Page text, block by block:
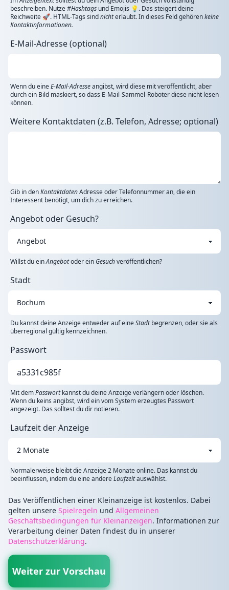
beschreiben. Nutze#Hashtags und Emojis 💡. Das steigert deine
Reichweite 🚀. HTML-Tags sindnichterlaubt. In dieses Feld gehörenkeine
Kontaktinformationen.
E-Mail-Adresse (optional)
Wenn du eineE-Mail-Adresseangibst, wird diese mit veröffentlicht, aber
durch ein Bild maskiert, so dass E-Mail-Sammel-Roboter diese nicht lesen
können.
Weitere Kontaktdaten (z.B. Telefon, Adresse; optional)
Gib in denKontaktdatenAdresse oder Telefonnummer an, die ein
Interessent benötigt, um dich zu erreichen.
Angebot oder Gesuch?
Willst du einAngebotoder einGesuchveröffentlichen?
Stadt
Du kannst deine Anzeige entweder auf eineStadtbegrenzen, oder sie als
überregional gültig kennzeichnen.
Passwort
Mit demPasswortkannst du deine Anzeige verlängern oder löschen.
Wenn du keins angibst, wird ein vom System erzeugtes Passwort
angezeigt. Das solltest du dir notieren.
Laufzeit der Anzeige
Normalerweise bleibt die Anzeige 2 Monate online. Das kannst du
beeinflussen, indem du eine andereLaufzeitauswählst.
Das Veröffentlichen einer Kleinanzeige ist kostenlos. Dabei
gelten unsere Spielregeln und Allgemeinen
Geschäftsbedingungen für Kleinanzeigen. Informationen zur
Verarbeitung deiner Daten findest du in unserer
Datenschutzerklärung.